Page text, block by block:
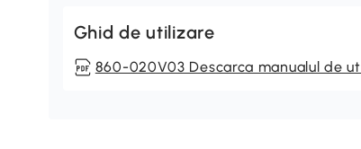
Ghid de utilizare
860-020V03 Descarca manualul de